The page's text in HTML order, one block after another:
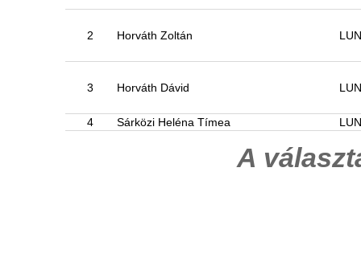
2 Horváth Zoltán
3 Horváth Dávid
4 Sárközi Heléna Tímea
A